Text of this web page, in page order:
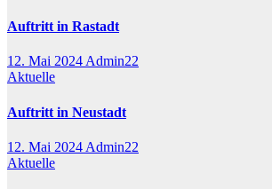
Auftritt in Rastadt
12. Mai 2024 Admin22
Aktuelle
Auftritt in Neustadt
12. Mai 2024 Admin22
Aktuelle